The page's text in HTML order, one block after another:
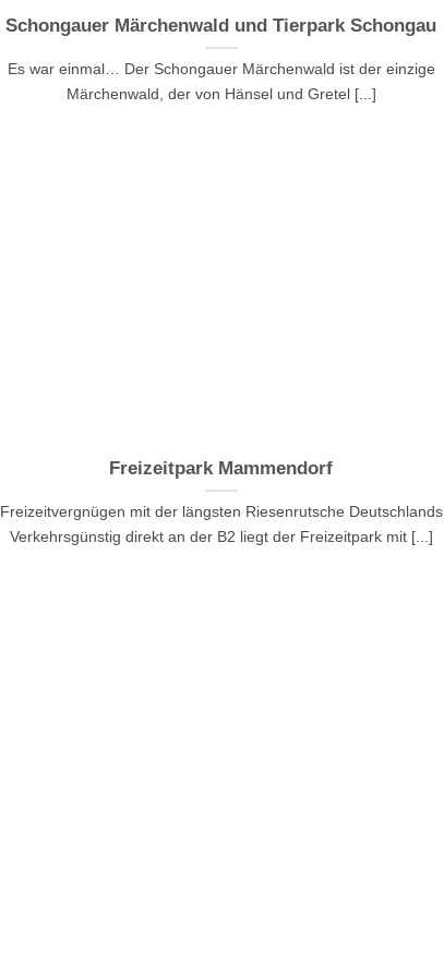
Schongauer Märchenwald und Tierpark Schongau
Es war einmal… Der Schongauer Märchenwald ist der einzige
Märchenwald, der von Hänsel und Gretel [...]
Freizeitpark Mammendorf
Freizeitvergnügen mit der längsten Riesenrutsche Deutschlands
Verkehrsgünstig direkt an der B2 liegt der Freizeitpark mit [...]